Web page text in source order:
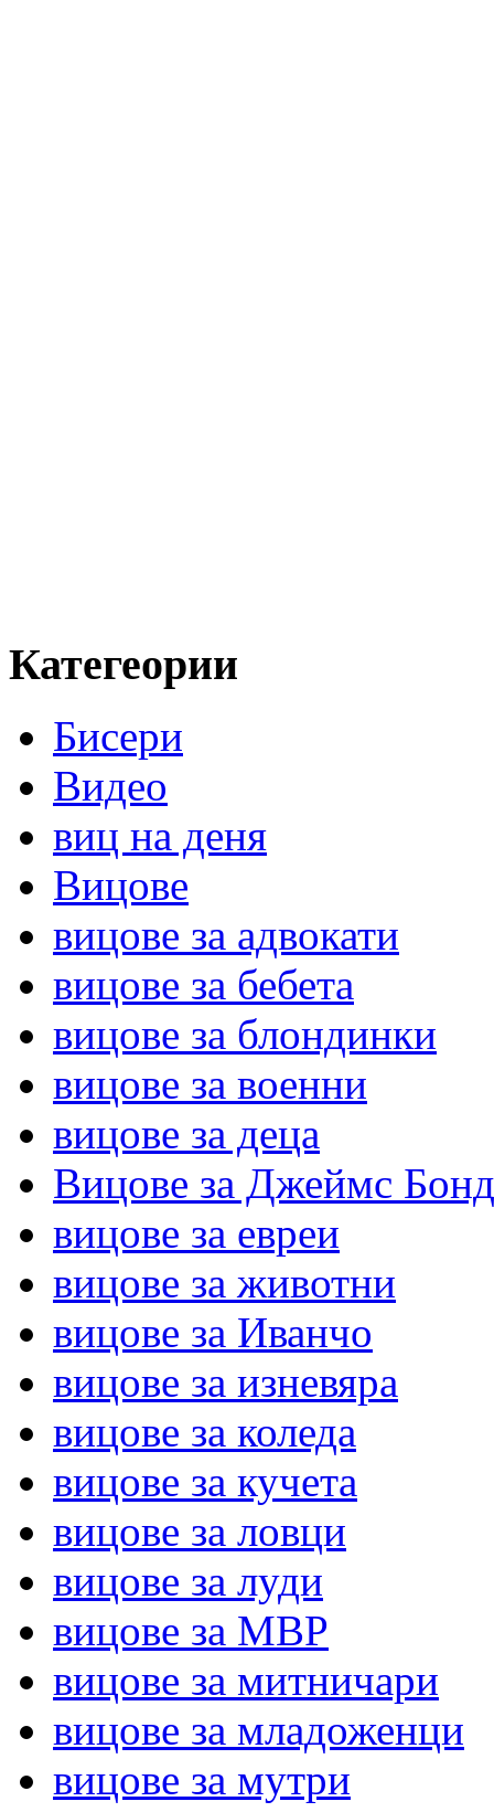
Категеории
Бисери
Видео
виц на деня
Вицове
вицове за адвокати
вицове за бебета
вицове за блондинки
вицове за военни
вицове за деца
Вицове за Джеймс Бонд
вицове за евреи
вицове за животни
вицове за Иванчо
вицове за изневяра
вицове за коледа
вицове за кучета
вицове за ловци
вицове за луди
вицове за МВР
вицове за митничари
вицове за младоженци
вицове за мутри